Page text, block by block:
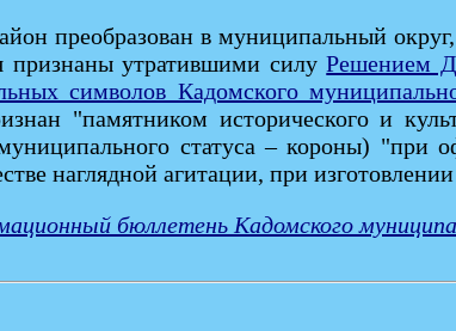
преобразован в муниципальный
признаны утратившими силуРешением
символов Кадомского
"памятником исторического и
статуса – короны) "при
наглядной агитации, при
бюллетень Кадомского